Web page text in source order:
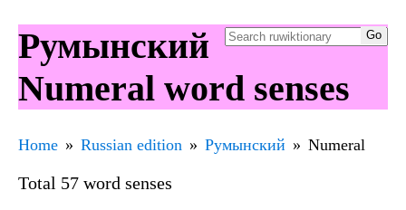
Румынский
Numeral word senses
Home Russian edition Румынский Numeral
Total 57 word senses